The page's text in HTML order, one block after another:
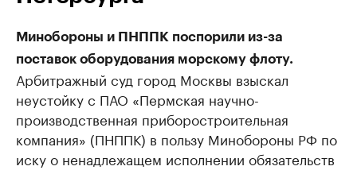
Минобороны и ПНППК поспорили из-за
поставок оборудования морскому флоту.
Арбитражный суд город Москвы взыскал
неустойку с ПАО «Пермская научно-
производственная приборостроительная
компания» (ПНППК) в пользу Минобороны РФ по
иску о ненадлежащем исполнении обязательств